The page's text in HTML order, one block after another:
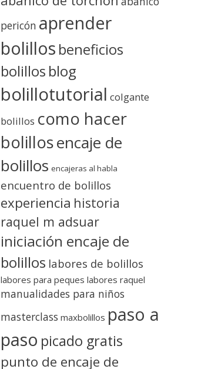
pericón aprender
bolillos beneficios
bolillos blog
bolillotutorial colgante
bolillos como hacer
bolillosencaje de
bolillos encajeras al habla
encuentro de bolillos
experiencia historia
raquel m adsuar
iniciación encaje de
bolillos labores de bolillos
labores para peques labores raquel
manualidades para niños
masterclass maxbolillos paso a
paso picado gratis
punto de encaje de